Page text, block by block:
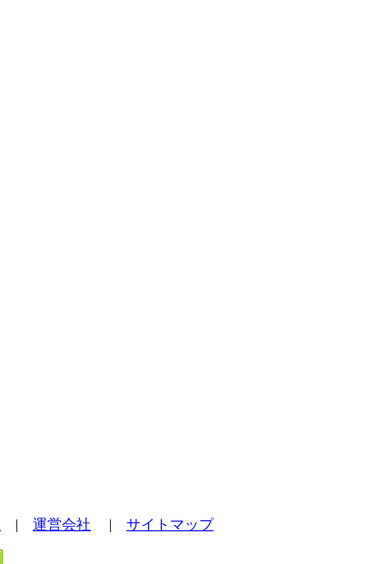
| 運営会社 | サイトマップ